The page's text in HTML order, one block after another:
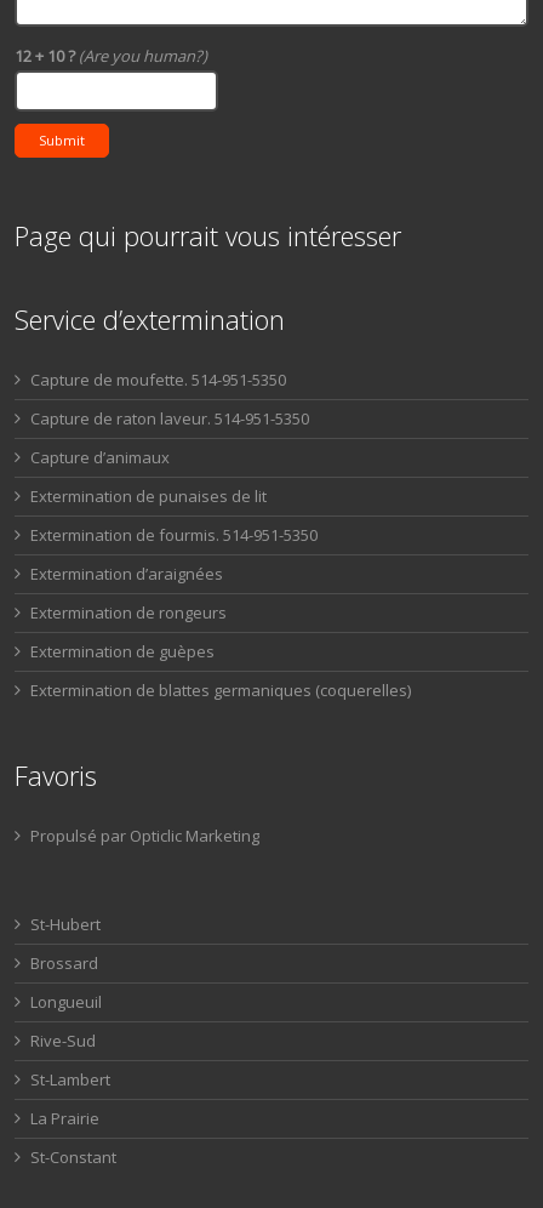
12 + 10 ?(Are you human?)
Submit
Page qui pourrait vous intéresser
Service d’extermination
Capture de moufette. 514-951-5350
Capture de raton laveur. 514-951-5350
Capture d’animaux
Extermination de punaises de lit
Extermination de fourmis. 514-951-5350
Extermination d’araignées
Extermination de rongeurs
Extermination de guèpes
Extermination de blattes germaniques (coquerelles)
Favoris
Propulsé par Opticlic Marketing
St-Hubert
Brossard
Longueuil
Rive-Sud
St-Lambert
La Prairie
St-Constant